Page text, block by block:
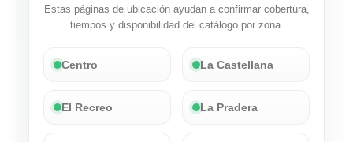
Estas páginas de ubicación ayudan a confirmar cobertura,
tiempos y disponibilidad del catálogo por zona.
Centro La Castellana
El Recreo La Pradera